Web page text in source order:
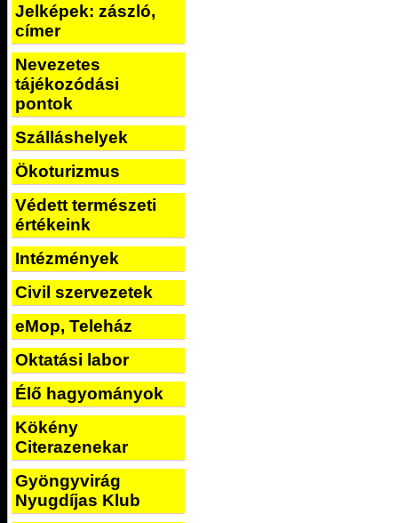
Jelképek: zászló,
címer
Nevezetes
tájékozódási
pontok
Szálláshelyek
Ökoturizmus
Védett természeti
értékeink
Intézmények
Civil szervezetek
eMop, Teleház
Oktatási labor
Élő hagyományok
Kökény
Citerazenekar
Gyöngyvirág
Nyugdíjas Klub